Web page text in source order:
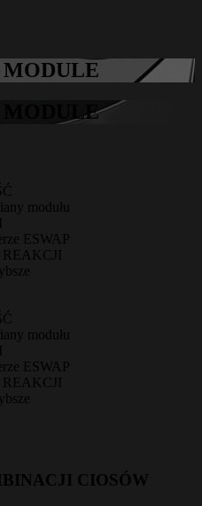
MODULE
modułu
ESWAP
modułu
ESWAP
CIOSÓW